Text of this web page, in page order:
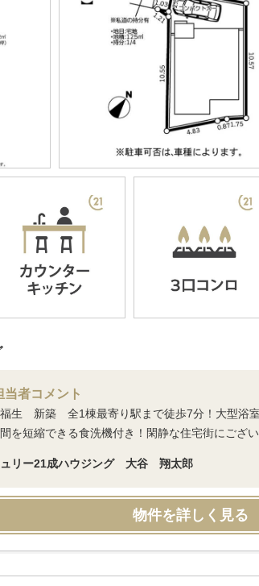
当者コメント
生 新築 全1棟最寄り駅まで徒歩7分！大型浴室
を短縮できる食洗機付き！閑静な住宅街にござ
リー21成ハウジング 大谷 翔太郎
物件を詳しく見る